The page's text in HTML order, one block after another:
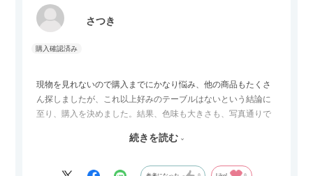
さつき
現物を見れないので購入までにかなり悩み、他の商品もたくさ
ん探しましたが、これ以上好みのテーブルはないという結論に
至り、購入を決めました。結果、色味も大きさも、写真通りで
セラミック天板が思った以上に滑りが良く、汚れも拭きやすい
はいけないかもしれません。天板が冷たいので冬にどうなるの
続きを読む